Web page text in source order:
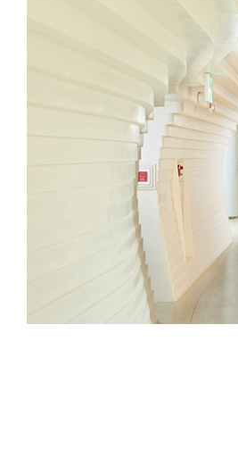
마티네 차움 산후
함께 만들어요(고